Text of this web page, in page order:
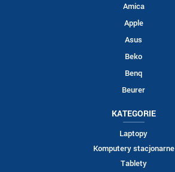
Amica
Apple
Asus
Beko
Benq
Beurer
KATEGORIE
Laptopy
Komputery stacjonarne
Tablety